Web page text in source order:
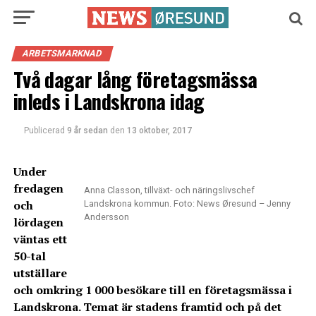
ARBETSMARKNAD
Två dagar lång företagsmässa
inleds i Landskrona idag
Publicerad 9 år sedan den 13 oktober, 2017
Anna Classon, tillväxt- och näringslivschef
Landskrona kommun. Foto: News Øresund – Jenny
Andersson
Under
fredagen
och
lördagen
väntas ett
50-tal
utställare
och omkring 1 000 besökare till en företagsmässa i
Landskrona. Temat är stadens framtid och på det